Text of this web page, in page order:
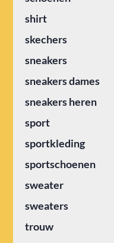
shirt
skechers
sneakers
sneakers dames
sneakers heren
sport
sportkleding
sportschoenen
sweater
sweaters
trouw